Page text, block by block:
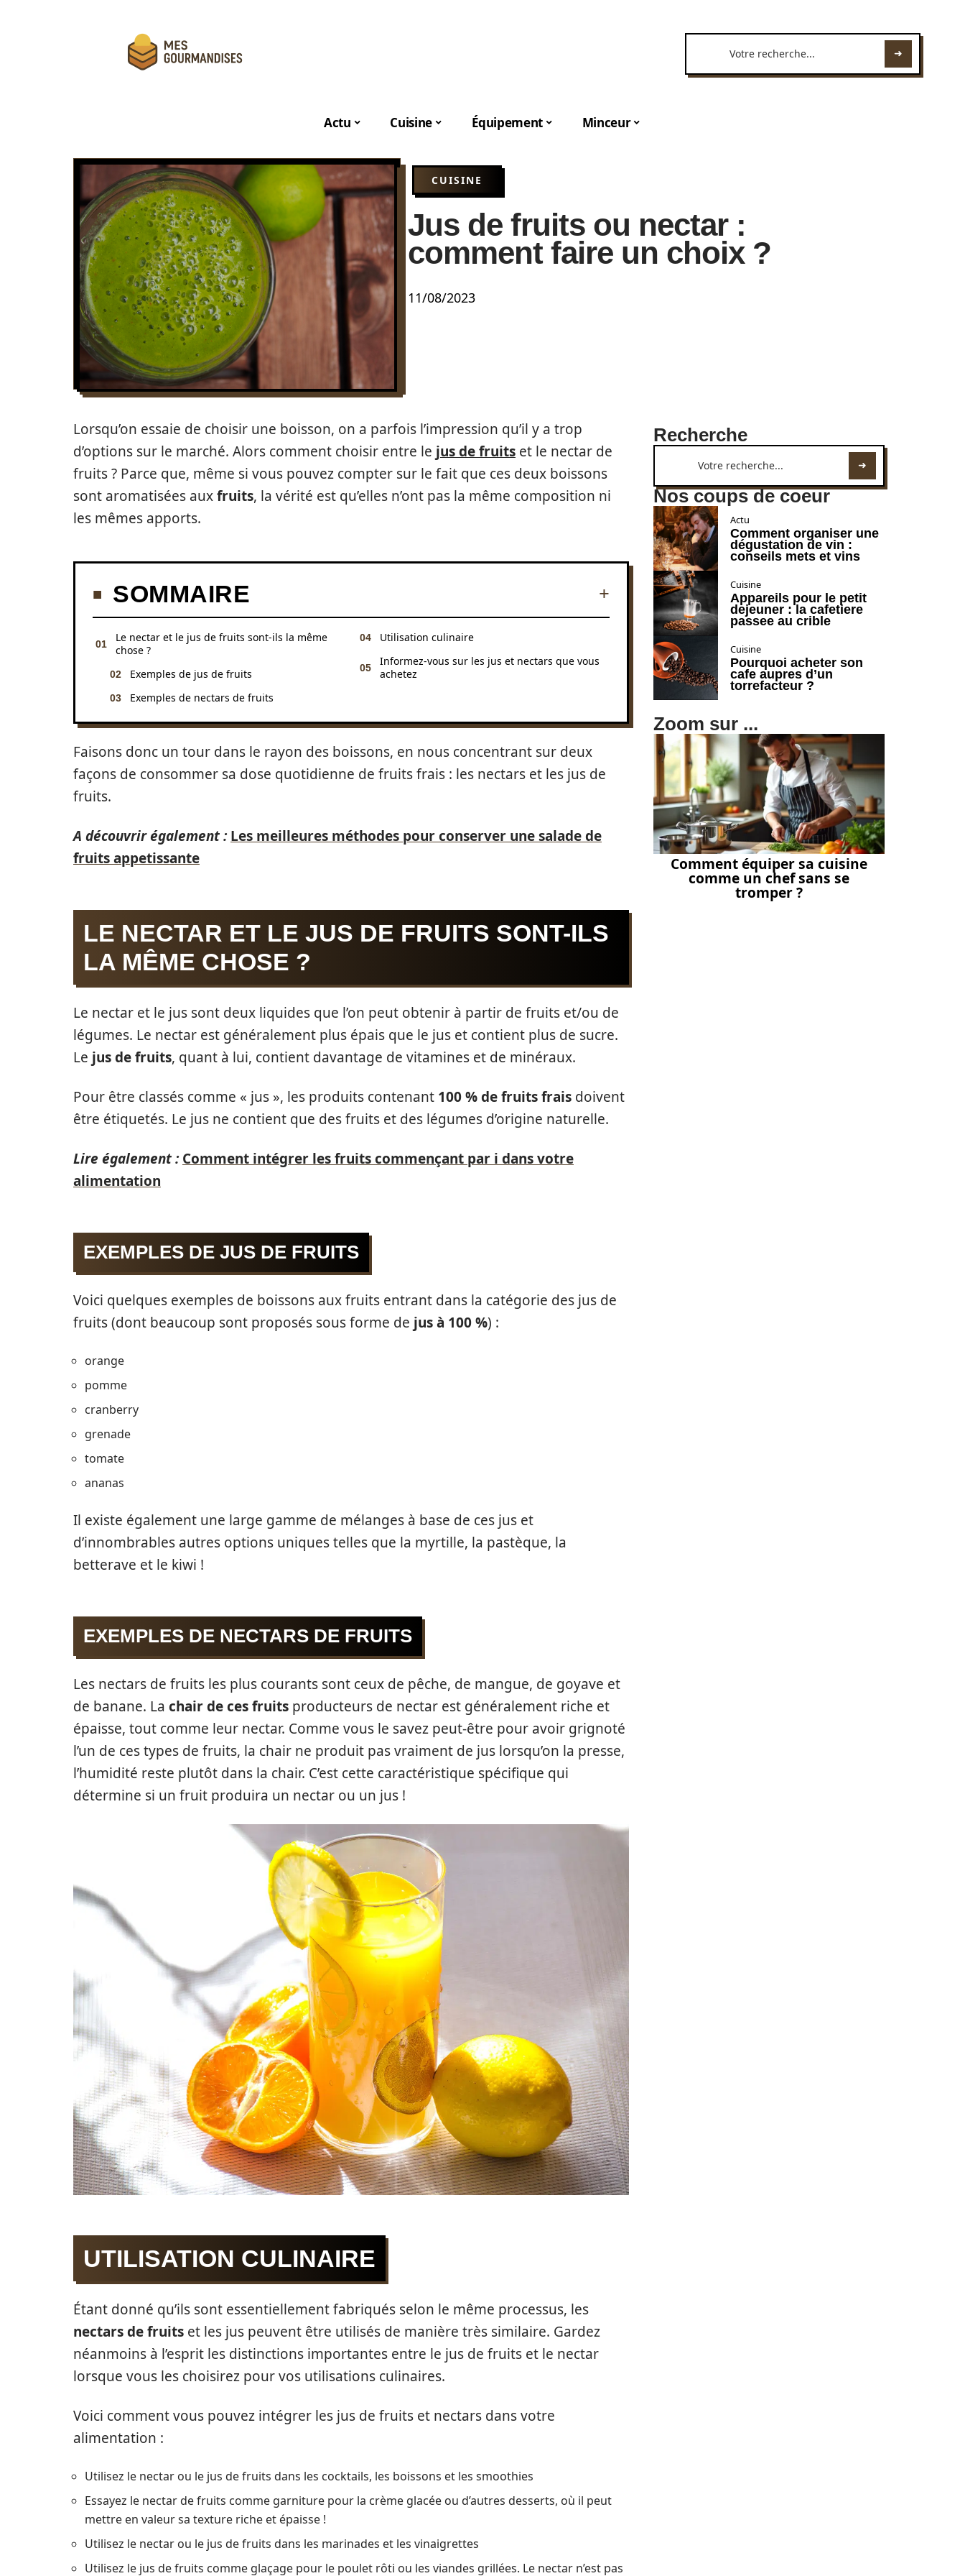
Actu Cuisine Équipement Minceur
CUISINE
Jus de fruits ou nectar :
comment faire un choix ?
11/08/2023
Lorsqu’on essaie de choisir une boisson, on a parfois l’impression qu’il y a trop
d’options sur le marché. Alors comment choisir entre le jus de fruits et le nectar de
fruits ? Parce que, même si vous pouvez compter sur le fait que ces deux boissons
sont aromatisées auxfruits, la vérité est qu’elles n’ont pas la même composition ni
les mêmes apports.
SOMMAIRE
Le nectar et le jus de fruits sont-ils la même
chose ?
Exemples de jus de fruits
Exemples de nectars de fruits
Utilisation culinaire
Informez-vous sur les jus et nectars que vous
achetez
Faisons donc un tour dans le rayon des boissons, en nous concentrant sur deux
façons de consommer sa dose quotidienne de fruits frais : les nectars et les jus de
fruits.
A découvrir également : Les meilleures méthodes pour conserver une salade de
fruits appetissante
LE NECTAR ET LE JUS DE FRUITS SONT-ILS
LA MÊME CHOSE ?
Le nectar et le jus sont deux liquides que l’on peut obtenir à partir de fruits et/ou de
légumes. Le nectar est généralement plus épais que le jus et contient plus de sucre.
Le jus de fruits, quant à lui, contient davantage de vitamines et de minéraux.
Pour être classés comme « jus », les produits contenant 100 % de fruits frais doivent
être étiquetés. Le jus ne contient que des fruits et des légumes d’origine naturelle.
Lire également : Comment intégrer les fruits commençant par i dans votre
alimentation
EXEMPLES DE JUS DE FRUITS
Voici quelques exemples de boissons aux fruits entrant dans la catégorie des jus de
fruits (dont beaucoup sont proposés sous forme de jus à 100 %) :
orange
pomme
cranberry
grenade
tomate
ananas
Il existe également une large gamme de mélanges à base de ces jus et
d’innombrables autres options uniques telles que la myrtille, la pastèque, la
betterave et le kiwi !
EXEMPLES DE NECTARS DE FRUITS
Les nectars de fruits les plus courants sont ceux de pêche, de mangue, de goyave et
de banane. La chair de ces fruits producteurs de nectar est généralement riche et
épaisse, tout comme leur nectar. Comme vous le savez peut-être pour avoir grignoté
l’un de ces types de fruits, la chair ne produit pas vraiment de jus lorsqu’on la presse,
l’humidité reste plutôt dans la chair. C’est cette caractéristique spécifique qui
détermine si un fruit produira un nectar ou un jus !
UTILISATION CULINAIRE
Étant donné qu’ils sont essentiellement fabriqués selon le même processus, les
nectars de fruits et les jus peuvent être utilisés de manière très similaire. Gardez
néanmoins à l’esprit les distinctions importantes entre le jus de fruits et le nectar
lorsque vous les choisirez pour vos utilisations culinaires.
Voici comment vous pouvez intégrer les jus de fruits et nectars dans votre
alimentation :
Utilisez le nectar ou le jus de fruits dans les cocktails, les boissons et les smoothies
Essayez le nectar de fruits comme garniture pour la crème glacée ou d’autres desserts, où il peut
mettre en valeur sa texture riche et épaisse !
Utilisez le nectar ou le jus de fruits dans les marinades et les vinaigrettes
Utilisez le jus de fruits comme glaçage pour le poulet rôti ou les viandes grillées. Le nectar n’est pas
Recherche
Nos coups de coeur
Actu
Comment organiser une
dégustation de vin :
conseils mets et vins
Cuisine
Appareils pour le petit
dejeuner : la cafetiere
passee au crible
Cuisine
Pourquoi acheter son
cafe aupres d’un
torrefacteur ?
Zoom sur ...
Comment équiper sa cuisine
comme un chef sans se
tromper ?